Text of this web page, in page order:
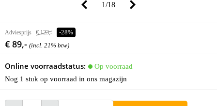
1/18
Adviesprijs € 123,- -28%
€ 89,- (incl. 21% btw)
Online voorraadstatus:
Op voorraad
Nog 1 stuk op voorraad in ons magazijn